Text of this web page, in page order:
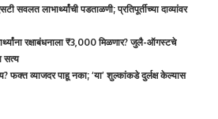
सवलत लाभार्थ्यांची पडताळणी; प्रतिपूर्तीच्या दाव्यांवर
रक्षाबंधनाला ₹3,000 मिळणार? जुलै-ऑगस्टचे
सत्य
फक्त व्याजदर पाहू नका; ‘या’ शुल्कांकडे दुर्लक्ष केल्यास